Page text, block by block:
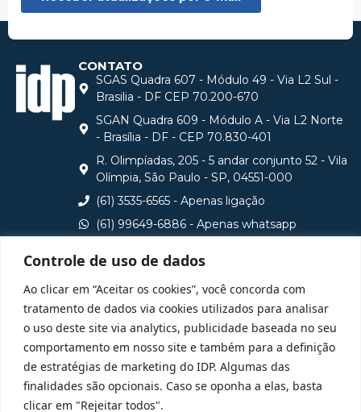
Controle de uso de dados
Ao clicar em “Aceitar os cookies”, você concorda com
tratamento de dados via cookies utilizados para analisar
o uso deste site via analytics, publicidade baseada no seu
comportamento em nosso site e também para a definição
de estratégias de marketing do IDP. Algumas das
finalidades são opcionais. Caso se oponha a elas, basta
clicar em "Rejeitar todos".
CONTATO
SGAS Quadra 607 - Módulo 49 - Via L2 Sul -
Brasilia - DF CEP 70.200-670
SGAN Quadra 609 - Módulo A - Via L2 Norte
- Brasília - DF - CEP 70.830-401
R. Olimpíadas, 205 - 5 andar conjunto 52 - Vila
Olímpia, São Paulo - SP, 04551-000
(61) 3535-6565 - Apenas ligação
(61) 99649-6886 - Apenas whatsapp
Consulte aqui o cadastro da Instituição no Sistema e-
MEC